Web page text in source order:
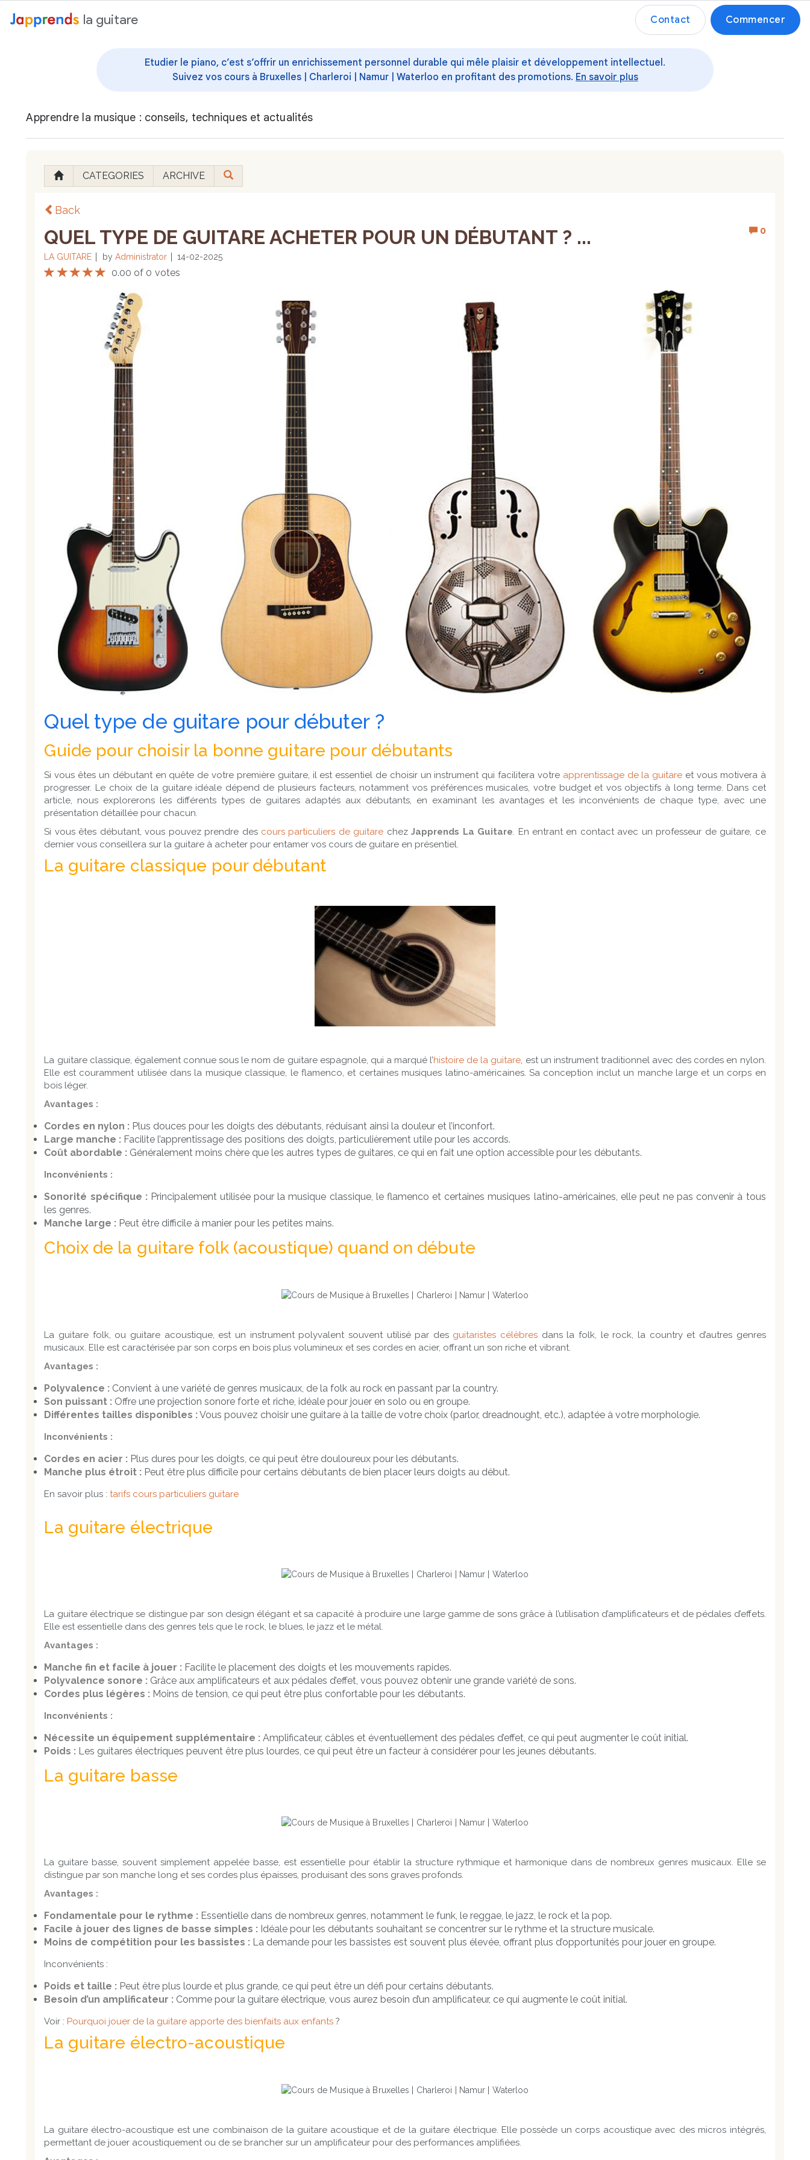
contenu la guitare Contact Commencer
Etudier le piano, c’est s’offrir un enrichissement personnel durable qui mêle plaisir et développement intellectuel.
Suivez vos cours à Bruxelles | Charleroi | Namur | Waterloo en profitant des promotions. En savoir plus
Apprendre la musique : conseils, techniques et actualités
CATEGORIES ARCHIVE
Back
0
QUEL TYPE DE GUITARE ACHETER POUR UN DÉBUTANT ? ...
LA GUITARE by Administrator 14-02-2025
0.00 of 0 votes
Quel type de guitare pour débuter ?
Guide pour choisir la bonne guitare pour débutants
Si vous êtes un débutant en quête de votre première guitare, il est essentiel de choisir un instrument qui facilitera votre apprentissage de la guitare et vous motivera à
progresser. Le choix de la guitare idéale dépend de plusieurs facteurs, notamment vos préférences musicales, votre budget et vos objectifs à long terme. Dans cet
article, nous explorerons les différents types de guitares adaptés aux débutants, en examinant les avantages et les inconvénients de chaque type, avec une
présentation détaillée pour chacun.
Si vous êtes débutant, vous pouvez prendre des cours particuliers de guitare chezJapprends La Guitare. En entrant en contact avec un professeur de guitare, ce
dernier vous conseillera sur la guitare à acheter pour entamer vos cours de guitare en présentiel.
La guitare classique pour débutant
La guitare classique, également connue sous le nom de guitare espagnole, qui a marqué l’histoire de la guitare, est un instrument traditionnel avec des cordes en nylon.
Elle est couramment utilisée dans la musique classique, le flamenco, et certaines musiques latino-américaines. Sa conception inclut un manche large et un corps en
bois léger.
Avantages :
Cordes en nylon : Plus douces pour les doigts des débutants, réduisant ainsi la douleur et l’inconfort.
Large manche : Facilite l’apprentissage des positions des doigts, particulièrement utile pour les accords.
Coût abordable : Généralement moins chère que les autres types de guitares, ce qui en fait une option accessible pour les débutants.
Inconvénients :
Sonorité spécifique :Principalement utilisée pour la musique classique, le flamenco et certaines musiques latino-américaines, elle peut ne pas convenir à tous
les genres.
Manche large : Peut être difficile à manier pour les petites mains.
Choix de la guitare folk (acoustique) quand on débute
La guitare folk, ou guitare acoustique, est un instrument polyvalent souvent utilisé par des guitaristes célèbres dans la folk, le rock, la country et d’autres genres
musicaux. Elle est caractérisée par son corps en bois plus volumineux et ses cordes en acier, offrant un son riche et vibrant.
Avantages :
Polyvalence : Convient à une variété de genres musicaux, de la folk au rock en passant par la country.
Son puissant : Offre une projection sonore forte et riche, idéale pour jouer en solo ou en groupe.
Différentes tailles disponibles :Vous pouvez choisir une guitare à la taille de votre choix (parlor, dreadnought, etc.), adaptée à votre morphologie.
Inconvénients :
Cordes en acier : Plus dures pour les doigts, ce qui peut être douloureux pour les débutants.
Manche plus étroit : Peut être plus difficile pour certains débutants de bien placer leurs doigts au début.
En savoir plus :tarifs cours particuliers guitare
La guitare électrique
La guitare électrique se distingue par son design élégant et sa capacité à produire une large gamme de sons grâce à l’utilisation d’amplificateurs et de pédales d’effets.
Elle est essentielle dans des genres tels que le rock, le blues, le jazz et le métal.
Avantages :
Manche fin et facile à jouer : Facilite le placement des doigts et les mouvements rapides.
Polyvalence sonore : Grâce aux amplificateurs et aux pédales d’effet, vous pouvez obtenir une grande variété de sons.
Cordes plus légères : Moins de tension, ce qui peut être plus confortable pour les débutants.
Inconvénients :
Nécessite un équipement supplémentaire : Amplificateur, câbles et éventuellement des pédales d’effet, ce qui peut augmenter le coût initial.
Poids : Les guitares électriques peuvent être plus lourdes, ce qui peut être un facteur à considérer pour les jeunes débutants.
La guitare basse
La guitare basse, souvent simplement appelée basse, est essentielle pour établir la structure rythmique et harmonique dans de nombreux genres musicaux. Elle se
distingue par son manche long et ses cordes plus épaisses, produisant des sons graves profonds.
Avantages :
Fondamentale pour le rythme : Essentielle dans de nombreux genres, notamment le funk, le reggae, le jazz, le rock et la pop.
Facile à jouer des lignes de basse simples : Idéale pour les débutants souhaitant se concentrer sur le rythme et la structure musicale.
Moins de compétition pour les bassistes : La demande pour les bassistes est souvent plus élevée, offrant plus d’opportunités pour jouer en groupe.
Inconvénients :
Poids et taille : Peut être plus lourde et plus grande, ce qui peut être un défi pour certains débutants.
Besoin d’un amplificateur : Comme pour la guitare électrique, vous aurez besoin d’un amplificateur, ce qui augmente le coût initial.
Voir : Pourquoi jouer de la guitare apporte des bienfaits aux enfants ?
La guitare électro-acoustique
La guitare électro-acoustique est une combinaison de la guitare acoustique et de la guitare électrique. Elle possède un corps acoustique avec des micros intégrés,
permettant de jouer acoustiquement ou de se brancher sur un amplificateur pour des performances amplifiées.